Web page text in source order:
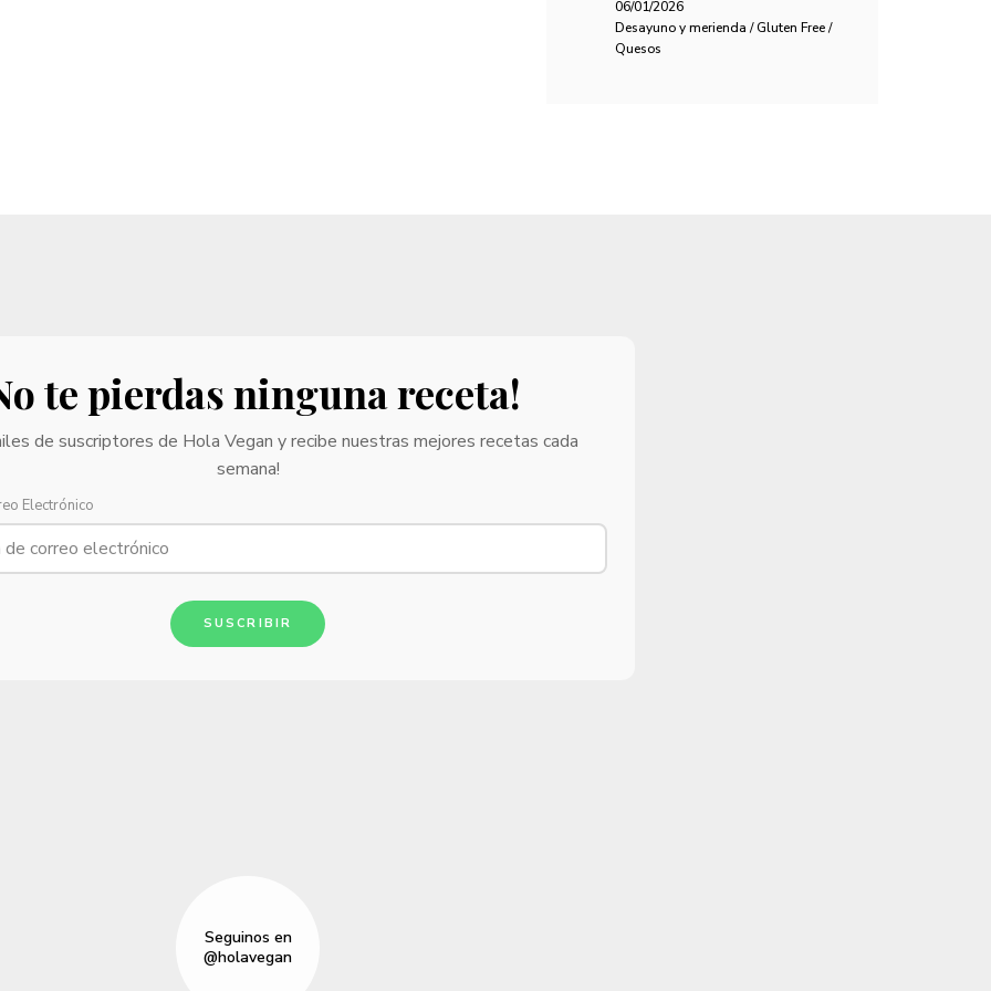
06/01/2026
Desayuno y merienda / Gluten Free /
Quesos
te pierdas ninguna receta!
de suscriptores de Hola Vegan y recibe nuestras mejores recetas cada
semana!
Electrónico
SUSCRIBIR
Seguinos en
@holavegan